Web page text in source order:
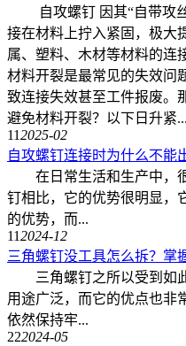
自攻螺钉 因其“自带攻丝
接在材料上拧入紧固，极大
属、塑料、木材等材料的连
材料开裂是最常见的失效
致连接失效甚至工件报废。
避免材料开裂？以下日升紧...
112025-02
自攻螺钉连接时为什么不能
在日常生活和生产中，很
钉相比，它的优势很明显，
的优势，而...
112024-12
三角螺钉没工具怎么拆？掌
三角螺钉之所以受到如此
用途广泛，而它的优点也非
依然保持牢...
222024-05